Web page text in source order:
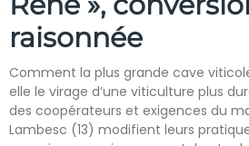
raisonnée
Comment la plus grande cave
elle le virage d’une viticulture plus
des coopérateurs et exigences du
Lambesc (13) modifient leurs